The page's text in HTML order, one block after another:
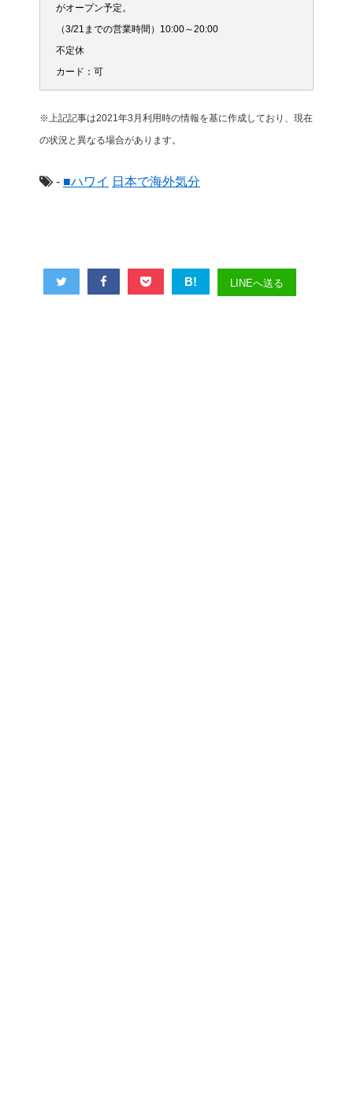
がオープン予定。
（3/21までの営業時間）10:00～20:00
不定休
カード：可
※上記記事は2021年3月利用時の情報を基に作成しており、現在
の状況と異なる場合があります。
- ■ハワイ 日本で海外気分
B! LINEへ送る